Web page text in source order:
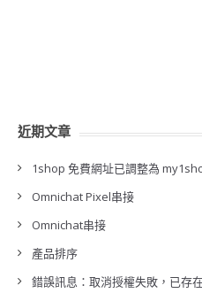
近期文章
1shop 免費網址已調整為
Omnichat Pixel串接
Omnichat串接
產品排序
錯誤訊息：取消授權失敗，已存